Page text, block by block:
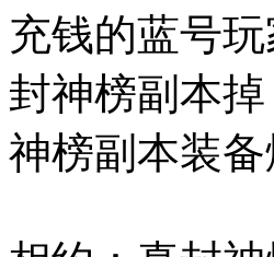
充钱的蓝号
封神榜副本
神榜副本装备